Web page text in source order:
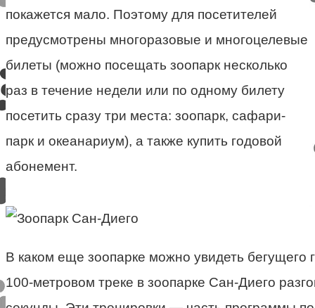
покажется мало. Поэтому для посетителей
предусмотрены многоразовые и многоцелевые
билеты (можно посещать зоопарк несколько
раз в течение недели или по одному билету
посетить сразу три места: зоопарк, сафари-
парк и океанариум), а также купить годовой
абонемент.
В каком еще зоопарке можно увидеть
100-метровом треке в зоопарке Сан-Диего